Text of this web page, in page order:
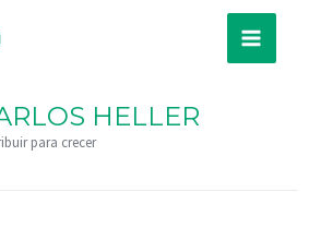
Main
HELLER
para crecer